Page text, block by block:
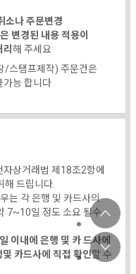
소나 주문변경
변경된 내용 적용이
해 주세요
/스탬프제작) 주문건은
가능 합니다
자상거래법 제18조2항에
해 드립니다.
는 각 은행 및 카드사의
7~10일 정도 소요 될수
이내에 은행 및 카 드사에
카드사에 직접 확인할 수